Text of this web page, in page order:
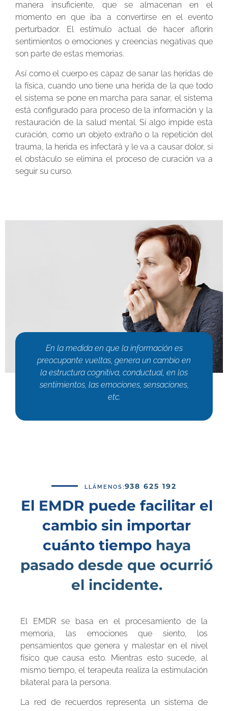
En la medida en que la información es
preocupante vueltas, genera un cambio en
la estructura cognitiva, conductual, en los
sentimientos, las emociones, sensaciones,
etc.
manera insuficiente, que se almacenan en el
momento en que iba a convertirse en el evento
perturbador. El estímulo actual de hacer aflorin
sentimientos o emociones y creencias negativas que
son parte de estas memorias.
Así como el cuerpo es capaz de sanar las heridas de
la física, cuando uno tiene una herida de la que todo
el sistema se pone en marcha para sanar, el sistema
está configurado para proceso de la información y la
restauración de la salud mental. Si algo impide esta
curación, como un objeto extraño o la repetición del
trauma, la herida es infectarà y le va a causar dolor, si
el obstáculo se elimina el proceso de curación va a
seguir su curso.
LLÁMENOS:938 625 192
El EMDR puede facilitar el
cambio sin importar
cuánto tiempo haya
pasado desde que ocurrió
el incidente.
El EMDR se basa en el procesamiento de la
memoria, las emociones que siento, los
pensamientos que genera y malestar en el nivel
físico que causa esto. Mientras esto sucede, al
mismo tiempo, el terapeuta realiza la estimulación
bilateral para la persona.
La red de recuerdos representa un sistema de